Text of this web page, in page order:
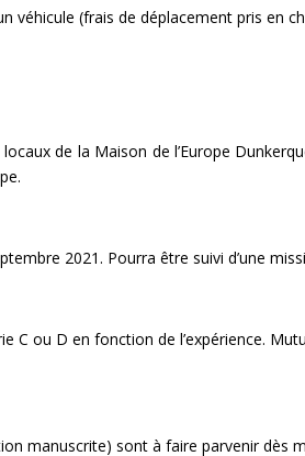
véhicule (frais de déplacement pris en
de la Maison de l’Europe
2021. Pourra être suivi d’une
C ou D en fonction de l’expérience.
manuscrite) sont à faire parvenir dès